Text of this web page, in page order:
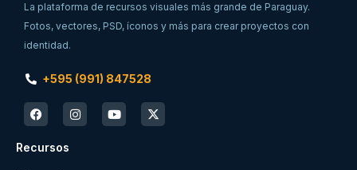
La plataforma de recursos visuales más grande de Paraguay.
Fotos, vectores, PSD, íconos y más para crear proyectos con
identidad.
+595 (991) 847528
Recursos